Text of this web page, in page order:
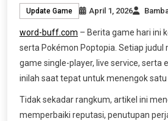
Update Game April 1, 2026
word-buff.com – Berita game hari ini
serta Pokémon Poptopia. Setiap
game single-player, live service,
inilah saat tepat untuk menengok
Tidak sekadar rangkum, artikel ini
memperbaiki reputasi, penutupan